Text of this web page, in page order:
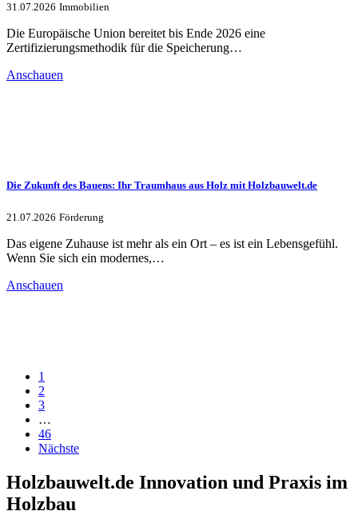
31.07.2026 Immobilien
Die Europäische Union bereitet bis Ende 2026 eine
Zertifizierungsmethodik für die Speicherung…
Anschauen
Die Zukunft des Bauens: Ihr Traumhaus aus Holz mit Holzbauwelt.de
21.07.2026 Förderung
Das eigene Zuhause ist mehr als ein Ort – es ist ein Lebensgefühl.
Wenn Sie sich ein modernes,…
Anschauen
1
2
3
…
46
Nächste
Holzbauwelt.de Innovation und Praxis im
Holzbau